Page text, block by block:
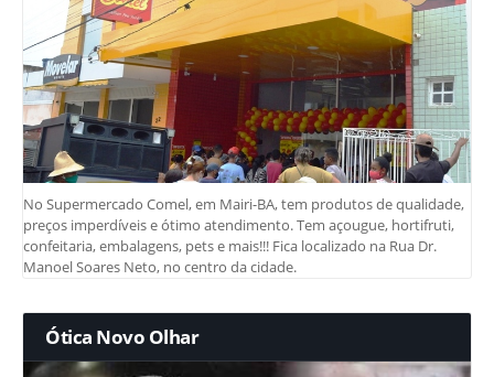
No Supermercado Comel, em Mairi-BA, tem produtos de qualidade,
preços imperdíveis e ótimo atendimento. Tem açougue, hortifruti,
confeitaria, embalagens, pets e mais!!! Fica localizado na Rua Dr.
Manoel Soares Neto, no centro da cidade.
Ótica Novo Olhar